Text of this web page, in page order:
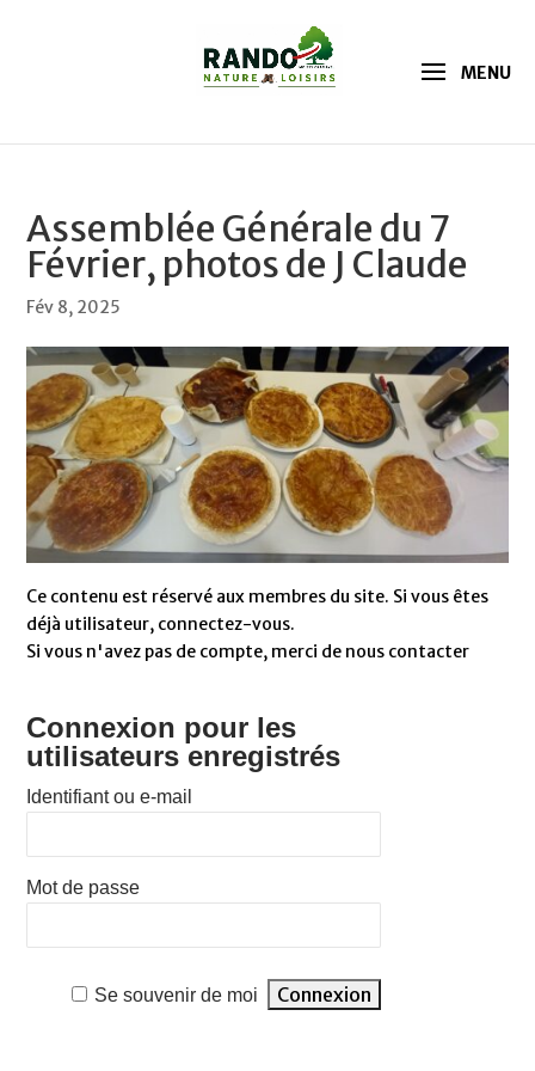
Assemblée Générale du 7
Février, photos de J Claude
Fév 8, 2025
Ce contenu est réservé aux membres du site. Si vous êtes
déjà utilisateur, connectez-vous.
Si vous n'avez pas de compte, merci de nous contacter
Connexion pour les
utilisateurs enregistrés
Identifiant ou e-mail
Mot de passe
Se souvenir de moi